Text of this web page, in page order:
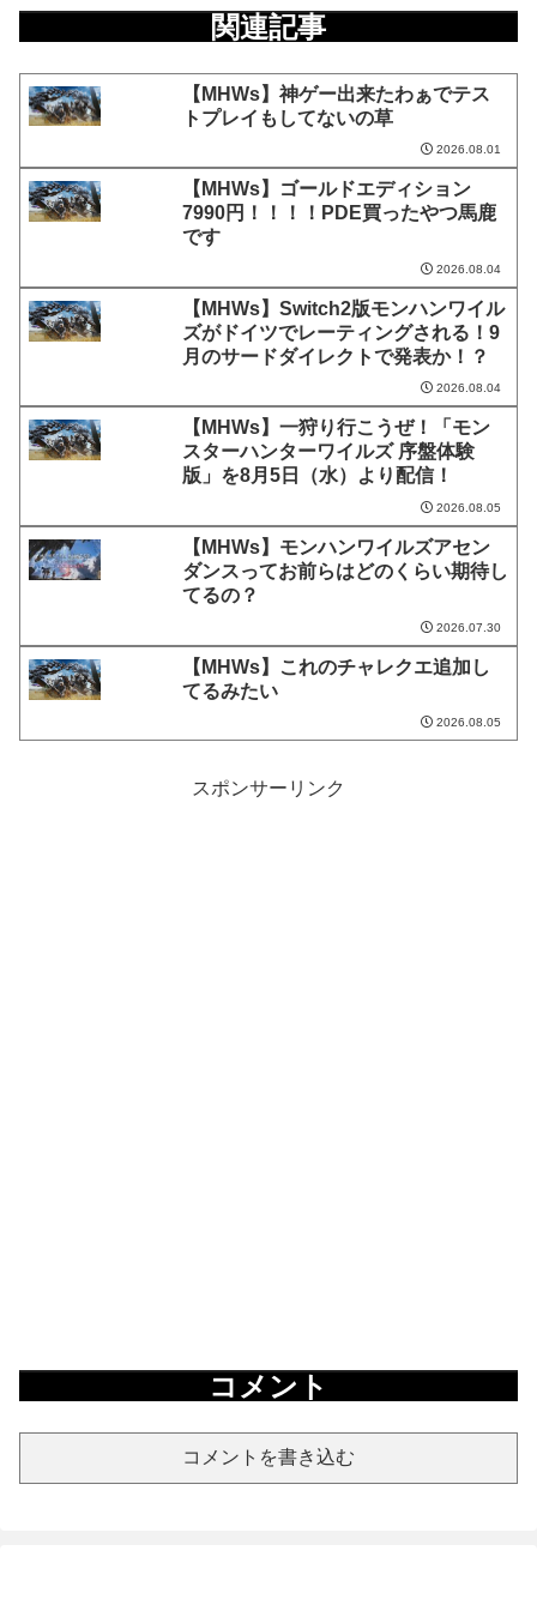
関連記事
【MHWs】神ゲー出来たわぁでテス
トプレイもしてないの草
2026.08.01
【MHWs】ゴールドエディション
7990円！！！！PDE買ったやつ馬鹿
です
2026.08.04
【MHWs】Switch2版モンハンワイル
ズがドイツでレーティングされる！9
月のサードダイレクトで発表か！？
2026.08.04
【MHWs】一狩り行こうぜ！「モン
スターハンターワイルズ 序盤体験
版」を8月5日（水）より配信！
2026.08.05
【MHWs】モンハンワイルズアセン
ダンスってお前らはどのくらい期待し
てるの？
2026.07.30
【MHWs】これのチャレクエ追加し
てるみたい
2026.08.05
スポンサーリンク
コメント
コメントを書き込む